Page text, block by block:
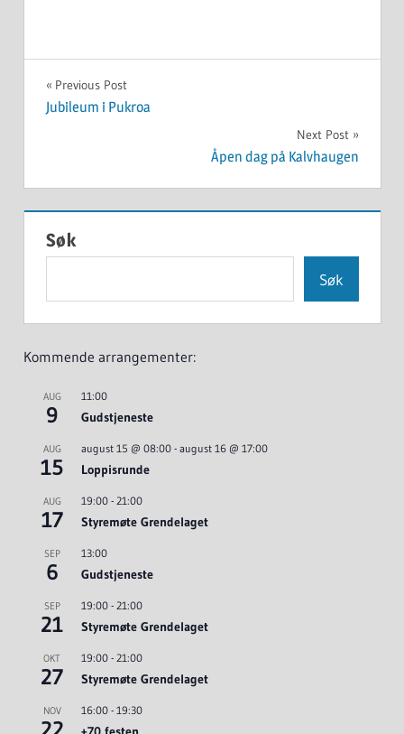
UKATEGORISERT
Innleggsnavigasjon
Previous Post
Jubileum i Pukroa
Next Post
Åpen dag på Kalvhaugen
Søk
Søk
Kommende arrangementer:
AUG
9
11:00
Gudstjeneste
AUG
15
august 15 @ 08:00- august 16 @ 17:00
Loppisrunde
AUG
17
19:00- 21:00
Styremøte Grendelaget
SEP
6
13:00
Gudstjeneste
SEP
21
19:00- 21:00
Styremøte Grendelaget
OKT
27
19:00- 21:00
Styremøte Grendelaget
NOV 16:00- 19:30